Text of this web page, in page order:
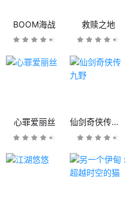
BOOM海战 救赎之地
心罪爱丽丝 仙剑奇侠传九野